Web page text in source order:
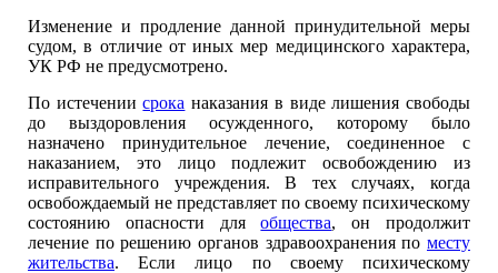
Изменение и продление данной принудительной меры
судом, в отличие от иных мер медицинского характера,
УК РФ не предусмотрено.
По истечениисрока наказания в виде лишения свободы
до выздоровления осужденного, которому было
назначено принудительное лечение, соединенное с
наказанием, это лицо подлежит освобождению из
исправительного учреждения. В тех случаях, когда
освобождаемый не представляет по своему психическому
состоянию опасности дляобщества, он продолжит
лечение по решению органов здравоохранения по месту
жительства. Если лицо по своему психическому